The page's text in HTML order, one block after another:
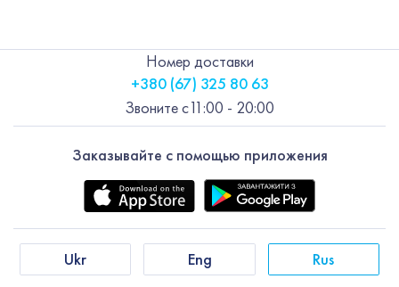
Заказывайте с помощью приложения
Ukr Eng Rus
Номер доставки
+380 (67) 325 80 63
Звоните с11:00 - 20:00